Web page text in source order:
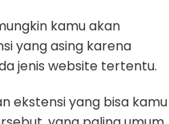
kamu akan
yang asing karena
jenis website tertentu.
ekstensi yang bisa kamu